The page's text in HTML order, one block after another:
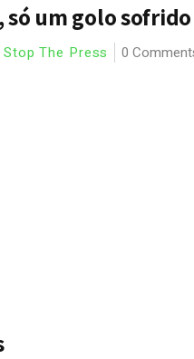
só um golo sofrido
Stop The Press 0